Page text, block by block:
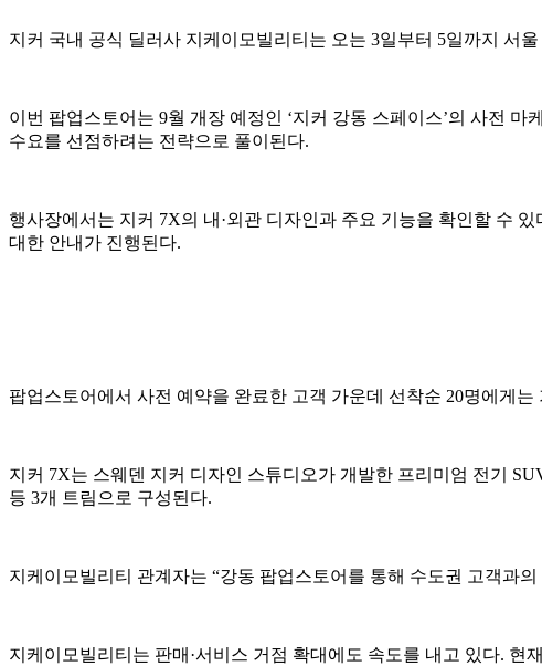
지커 국내 공식 딜러사 지케이모빌리티는 오는 3일부터 5일까지 서
이번 팝업스토어는 9월 개장 예정인 ‘지커 강동 스페이스’의 사전
수요를 선점하려는 전략으로 풀이된다.
행사장에서는 지커 7X의 내·외관 디자인과 주요 기능을 확인할 수
대한 안내가 진행된다.
팝업스토어에서 사전 예약을 완료한 고객 가운데 선착순 20명에게는
지커 7X는 스웨덴 지커 디자인 스튜디오가 개발한 프리미엄 전기
등 3개 트림으로 구성된다.
지케이모빌리티 관계자는 “강동 팝업스토어를 통해 수도권 고객과
지케이모빌리티는 판매·서비스 거점 확대에도 속도를 내고 있다.